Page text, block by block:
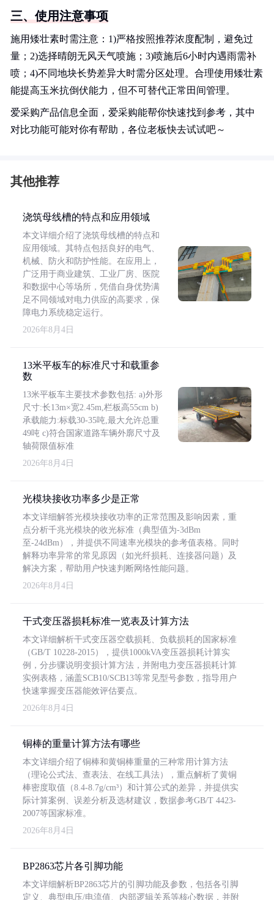
三、使用注意事项
施用矮壮素时需注意：1)严格按照推荐浓度配制，避免过
量；2)选择晴朗无风天气喷施；3)喷施后6小时内遇雨需补
喷；4)不同地块长势差异大时需分区处理。合理使用矮壮素
能提高玉米抗倒伏能力，但不可替代正常田间管理。
爱采购产品信息全面，爱采购能帮你快速找到参考，其中
对比功能可能对你有帮助，各位老板快去试试吧～
其他推荐
浇筑母线槽的特点和应用领域
本文详细介绍了浇筑母线槽的特点和
应用领域。其特点包括良好的电气、
机械、防火和防护性能。在应用上，
广泛用于商业建筑、工业厂房、医院
和数据中心等场所，凭借自身优势满
足不同领域对电力供应的高要求，保
障电力系统稳定运行。
2026年8月4日
13米平板车的标准尺寸和载重参
数
13米平板车主要技术参数包括: a)外形
尺寸:长13m×宽2.45m,栏板高55cm b)
承载能力:标载30-35吨,最大允许总重
49吨 c)符合国家道路车辆外廓尺寸及
轴荷限值标准
2026年8月4日
光模块接收功率多少是正常
本文详细解答光模块接收功率的正常范围及影响因素，重
点分析千兆光模块的收光标准（典型值为-3dBm
至-24dBm），并提供不同速率光模块的参考值表格。同时
解释功率异常的常见原因（如光纤损耗、连接器问题）及
解决方案，帮助用户快速判断网络性能问题。
2026年8月4日
干式变压器损耗标准一览表及计算方法
本文详细解析干式变压器空载损耗、负载损耗的国家标准
（GB/T 10228-2015），提供1000kVA变压器损耗计算实
例，分步骤说明变损计算方法，并附电力变压器损耗计算
实例表格，涵盖SCB10/SCB13等常见型号参数，指导用户
快速掌握变压器能效评估要点。
2026年8月4日
铜棒的重量计算方法有哪些
本文详细介绍了铜棒和黄铜棒重量的三种常用计算方法
（理论公式法、查表法、在线工具法），重点解析了黄铜
棒密度取值（8.4-8.7g/cm³）和计算公式的差异，并提供实
际计算案例、误差分析及选材建议，数据参考GB/T 4423-
2007等国家标准。
2026年8月4日
BP2863芯片各引脚功能
本文详细解析BP2863芯片的引脚功能及参数，包括各引脚
定义、典型电压/电流值、内部逻辑关系等核心数据，并附